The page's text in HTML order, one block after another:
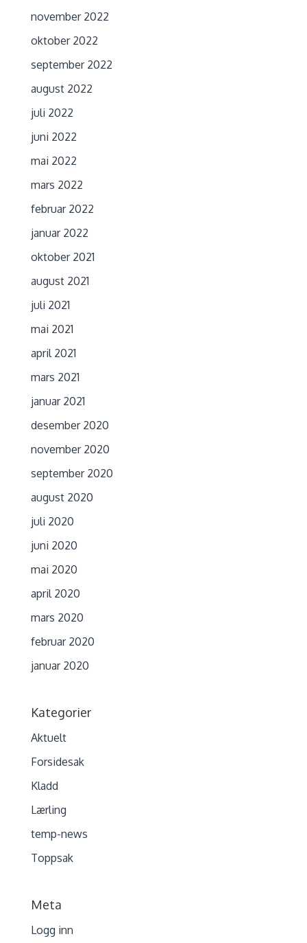
november 2022
oktober 2022
september 2022
august 2022
juli 2022
juni 2022
mai 2022
mars 2022
februar 2022
januar 2022
oktober 2021
august 2021
juli 2021
mai 2021
april 2021
mars 2021
januar 2021
desember 2020
november 2020
september 2020
august 2020
juli 2020
juni 2020
mai 2020
april 2020
mars 2020
februar 2020
januar 2020
Kategorier
Aktuelt
Forsidesak
Kladd
Lærling
temp-news
Toppsak
Meta
Logg inn